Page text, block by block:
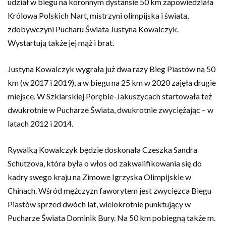
Królowa Polskich Nart, mistrzyni olimpijska i świata,
zdobywczyni Pucharu Świata Justyna Kowalczyk.
Wystartują także jej mąż i brat.
Justyna Kowalczyk wygrała już dwa razy Bieg Piastów na 50
km (w 2017 i 2019), a w biegu na 25 km w 2020 zajęła drugie
miejsce. W Szklarskiej Porębie-Jakuszycach startowała też
dwukrotnie w Pucharze Świata, dwukrotnie zwyciężając – w
latach 2012 i 2014.
Rywalką Kowalczyk będzie doskonała Czeszka Sandra
Schutzova, która była o włos od zakwalifikowania się do
kadry swego kraju na Zimowe Igrzyska Olimpijskie w
Chinach. Wśród mężczyzn faworytem jest zwycięzca Biegu
Piastów sprzed dwóch lat, wielokrotnie punktujący w
Pucharze Świata Dominik Bury. Na 50 km pobiegną także m.